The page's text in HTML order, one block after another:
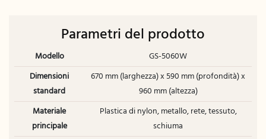
Parametri del prodotto
Modello
GS-5060W
Dimensioni
standard
670 mm (larghezza) x 590 mm (profondità) x
960 mm (altezza)
Materiale
principale
Plastica di nylon, metallo, rete, tessuto,
schiuma